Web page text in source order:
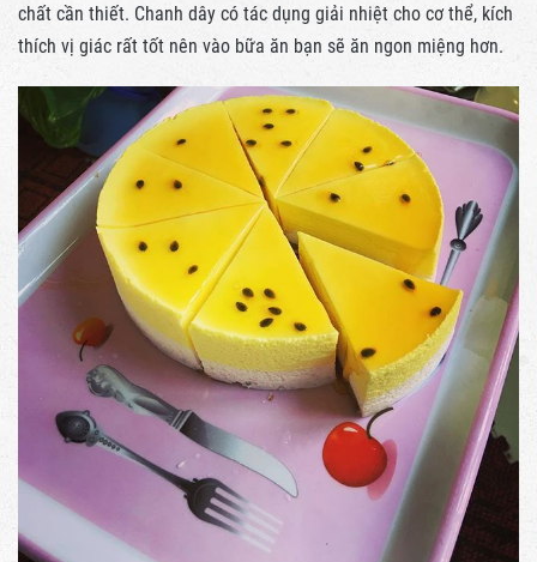
chất cần thiết. Chanh dây có tác dụng giải nhiệt cho cơ thể, kích
thích vị giác rất tốt nên vào bữa ăn bạn sẽ ăn ngon miệng hơn.